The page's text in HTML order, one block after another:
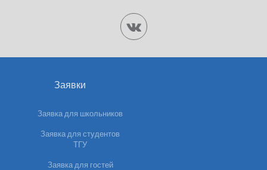
Заявки
Заявка для школьников
Заявка для студентов
ТГУ
Заявка для гостей